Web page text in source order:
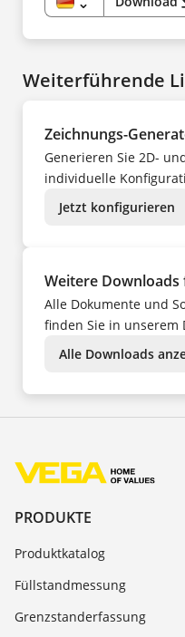
NL
NO
PL
TR
UK
DE
ES
FI
FR
NL
NO
PL
PT
SV
TR
ZH
Weiterführende
Zeichnungs-
Generieren Sie 2D-
individuelle
Jetzt konfigurieren
Weitere
Alle Dokumente und
finden Sie in unserem
Alle Downloads
PRODUKTE
Produktkatalog
Füllstandmessung
Grenzstanderfassung